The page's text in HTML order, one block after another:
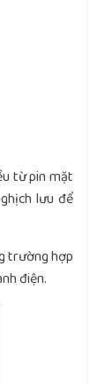
từ pin mặt
lưu để
trường hợp
điện.